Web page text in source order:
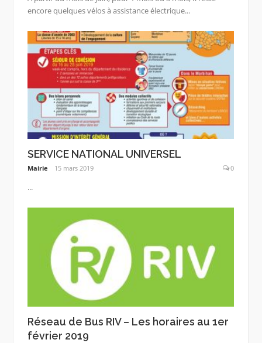
encore quelques vélos à assistance électrique...
SERVICE NATIONAL UNIVERSEL
Mairie 15 mars 2019 0
...
Réseau de Bus RIV – Les horaires au 1er
février 2019